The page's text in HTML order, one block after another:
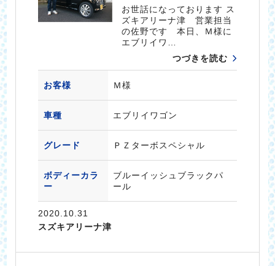
お世話になっております ス
ズキアリーナ津 営業担当
の佐野です 本日、Ｍ様に
エブリイワ…
つづきを読む
お客様 Ｍ様
車種 エブリイワゴン
グレード ＰＺターボスペシャル
ボディーカラ
ー
ブルーイッシュブラックパ
ール
2020.10.31
スズキアリーナ津